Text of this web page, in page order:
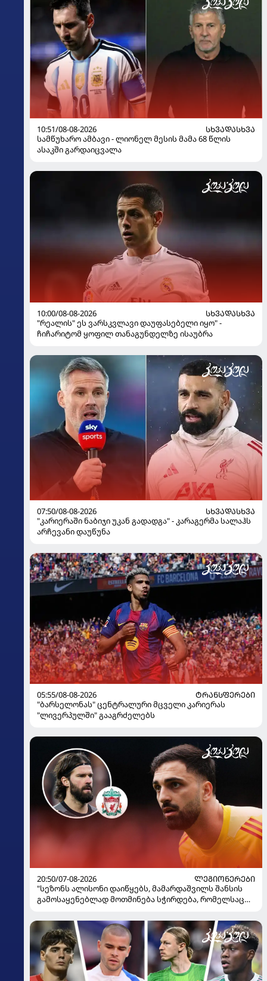
10:51/08-08-2026
ᲡᲮᲕᲐᲓᲐᲡᲮᲕᲐ
სამწუხარო ამბავი - ლიონელ მესის მამა 68 წლის
ასაკში გარდაიცვალა
10:00/08-08-2026
ᲡᲮᲕᲐᲓᲐᲡᲮᲕᲐ
"რეალის" ეს ვარსკვლავი დაუფასებელი იყო" -
ჩიჩარიტომ ყოფილ თანაგუნდელზე ისაუბრა
07:50/08-08-2026
ᲡᲮᲕᲐᲓᲐᲡᲮᲕᲐ
"კარიერაში ნაბიჯი უკან გადადგა" - კარაგერმა სალაჰს
არჩევანი დაუწუნა
05:55/08-08-2026
ᲢᲠᲐᲜᲡᲤᲔᲠᲔᲑᲘ
"ბარსელონას" ცენტრალური მცველი კარიერას
"ლივერპულში" გააგრძელებს
20:50/07-08-2026
ᲚᲔᲒᲘᲝᲜᲔᲠᲔᲑᲘ
"სეზონს ალისონი დაიწყებს, მამარდაშვილს შანსის
გამოსაყენებლად მოთმინება სჭირდება, რომელსაც
ყოფილმა მეკარემ